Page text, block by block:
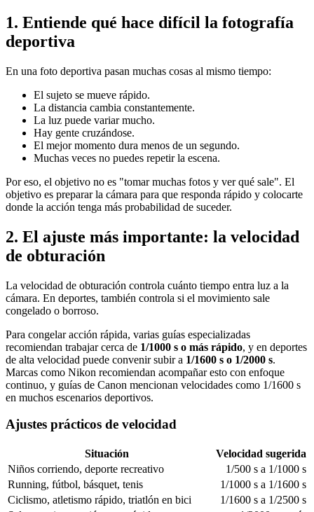
1. Entiende qué hace difícil la fotografía
deportiva
En una foto deportiva pasan muchas cosas al mismo tiempo:
El sujeto se mueve rápido.
La distancia cambia constantemente.
La luz puede variar mucho.
Hay gente cruzándose.
El mejor momento dura menos de un segundo.
Muchas veces no puedes repetir la escena.
Por eso, el objetivo no es "tomar muchas fotos y ver qué sale". El
objetivo es preparar la cámara para que responda rápido y colocarte
donde la acción tenga más probabilidad de suceder.
2. El ajuste más importante: la velocidad
de obturación
La velocidad de obturación controla cuánto tiempo entra luz a la
cámara. En deportes, también controla si el movimiento sale
congelado o borroso.
Para congelar acción rápida, varias guías especializadas
recomiendan trabajar cerca de 1/1000 s o más rápido, y en deportes
de alta velocidad puede convenir subir a 1/1600 s o 1/2000 s.
Marcas como Nikon recomiendan acompañar esto con enfoque
continuo, y guías de Canon mencionan velocidades como 1/1600 s
en muchos escenarios deportivos.
Ajustes prácticos de velocidad
Situación
Velocidad sugerida
Niños corriendo, deporte recreativo
1/500 s a 1/1000 s
Running, fútbol, básquet, tenis
1/1000 s a 1/1600 s
Ciclismo, atletismo rápido, triatlón en bici
1/1600 s a 1/2500 s